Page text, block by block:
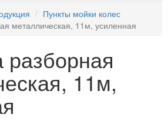
Пункты мойки колес
металлическая, 11м, усиленная
разборная
11м,